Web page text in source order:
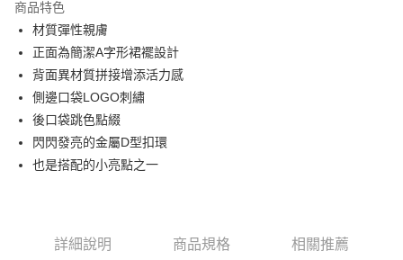
悠遊付
大哥付你分期
相關說明
【大哥付你分期使用說明】
1.本服務由台灣大哥大提供，台灣大哥大用戶可立即使用無須另外申請。
2.付款方式選擇「大哥付你分期」，訂單成立後會自動跳轉到大哥付的交易
流程，驗證手機門號後，選擇欲分期的期數、繳款截止日，確認付款後即完
成交易。
3.實際核准額度、可分期數及費用金額請依後續交易確認頁面所載為準。
【繳款方式說明】
1.分期款項不併入電信帳單，「大哥付你分期」於每月結算日後寄送繳費提
AFTEE先享後付
相關說明
【關於「AFTEE先享後付」】
AFTEE先享後付是「在收到商品之後才付款」的支付方式。 讓您購物簡單
ATM付款
全家取貨付款
商品特色
材質彈性親膚
正面為簡潔A字形裙襬設計
背面異材質拼接增添活力感
側邊口袋LOGO刺繡
後口袋跳色點綴
閃閃發亮的金屬D型扣環
也是搭配的小亮點之一
詳細說明 商品規格 相關推薦